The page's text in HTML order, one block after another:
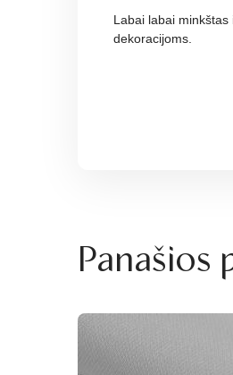
Labai labai
dekoracijoms.
Panašios